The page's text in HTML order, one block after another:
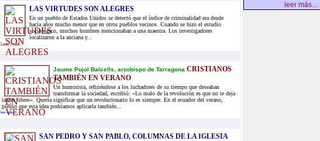
LAS VIRTUDES SON ALEGRES
En un pueblo de Estados Unidos se detectó que el índice de criminalidad era desde
hacía años mucho menor que en otros pueblos vecinos. Cuando se hizo el estudio
sociológico, muchos hombres mencionaban a una maestra. Los investigadores
localizaron a la anciana y...
Leer mas...
Jaume Pujol Balcells, arzobispo de Tarragona CRISTIANOS
TAMBIÉN EN VERANO
Un humorista, refiriéndose a los luchadores de su tiempo que deseaban
transformar la sociedad, escribió: «Lo malo de la revolución es que no te deja
tardes libres». Quería significar que un revolucionario lo es siempre. En el ecuador del verano,
pienso que esta idea podríamos aplicarla también...
leer mas...
SAN PEDRO Y SAN PABLO, COLUMNAS DE LA IGLESIA
leer más...